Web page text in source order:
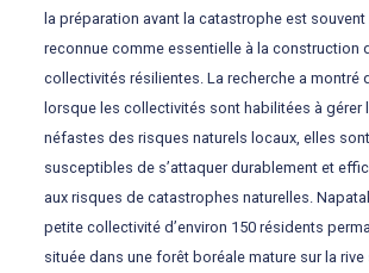
la préparation avant la catastrophe est
reconnue comme essentielle à la construction
collectivités résilientes. La recherche a montré
lorsque les collectivités sont habilitées à gérer
néfastes des risques naturels locaux, elles
susceptibles de s’attaquer durablement et
aux risques de catastrophes naturelles.
petite collectivité d’environ 150 résidents
située dans une forêt boréale mature sur la